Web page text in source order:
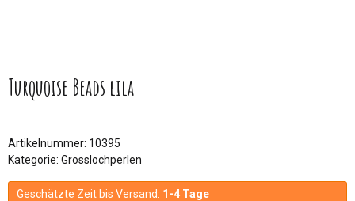
Turquoise Beads lila
Artikelnummer: 10395
Kategorie: Grosslochperlen
Geschätzte Zeit bis Versand: 1-4 Tage